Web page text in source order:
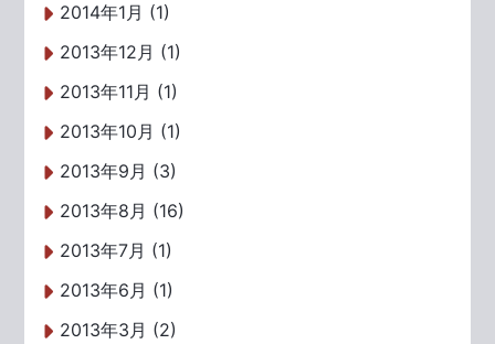
2014年1月 (1)
2013年12月 (1)
2013年11月 (1)
2013年10月 (1)
2013年9月 (3)
2013年8月 (16)
2013年7月 (1)
2013年6月 (1)
2013年3月 (2)